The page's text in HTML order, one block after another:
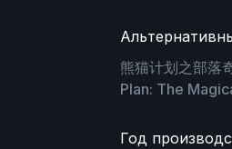
熊猫计划之部
Plan: The
Год